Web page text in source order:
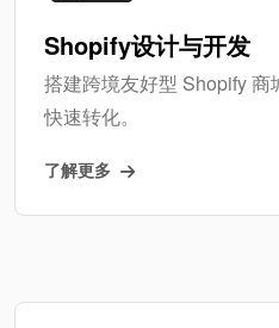
Shopify设计与开发
搭建跨境友好型 Shopify
快速转化。
了解更多